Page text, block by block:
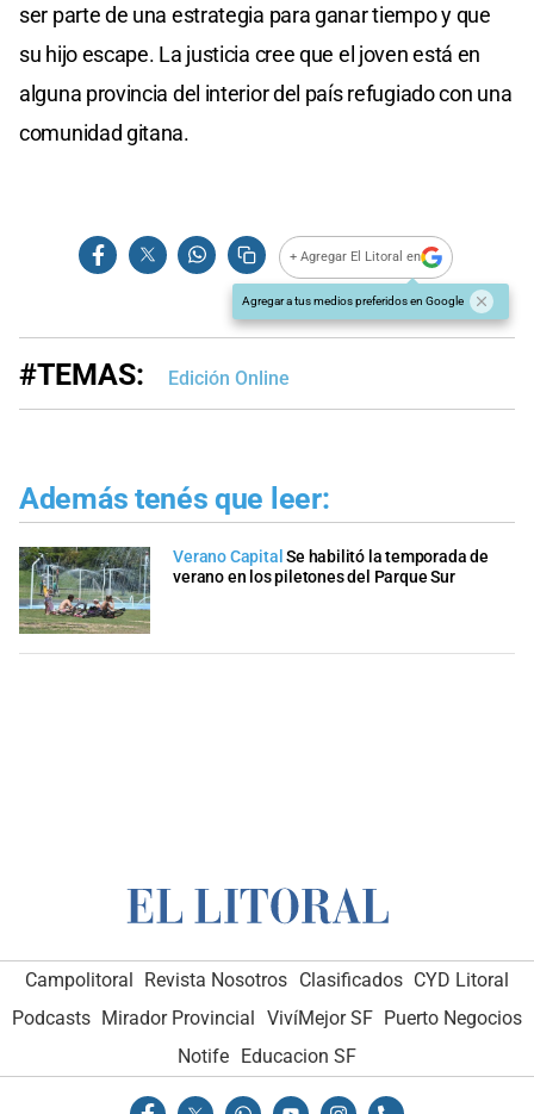
ser parte de una estrategia para ganar tiempo y que
su hijo escape. La justicia cree que el joven está en
alguna provincia del interior del país refugiado con una
comunidad gitana.
+ Agregar El Litoral en
Agregar a tus medios preferidos en Google
#TEMAS: Edición Online
Además tenés que leer:
Verano CapitalSe habilitó la temporada de
verano en los piletones del Parque Sur
Campolitoral Revista Nosotros Clasificados CYD Litoral
Podcasts Mirador Provincial VivíMejor SF Puerto Negocios
Notife
Educacion SF